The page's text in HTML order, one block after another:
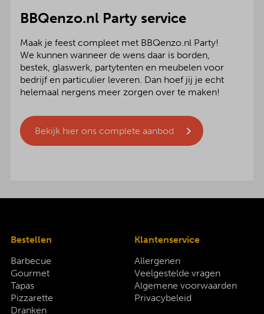
BBQenzo.nl Party service
Maak je feest compleet met BBQenzo.nl Party!
We kunnen wanneer de wens daar is borden,
bestek, glaswerk, partytenten en meubelen voor
bedrijf en particulier leveren. Dan hoef jij je echt
helemaal nergens meer zorgen over te maken!
Bekijk hier ons complete aanbod
Bestellen
Barbecue
Gourmet
Tapas
Pizzarette
Dranken
Klantenservice
Allergenen
Veelgestelde vragen
Algemene voorwaarden
Privacybeleid